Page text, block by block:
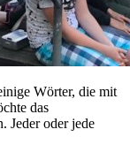
Wörter, die mit
das
Jeder oder jede